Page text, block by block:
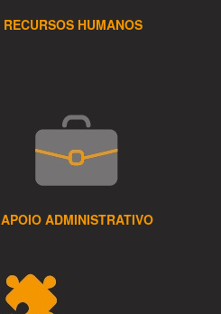
RECURSOS HUMANOS
APOIO ADMINISTRATIVO